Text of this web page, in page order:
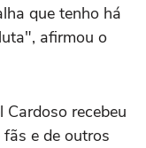
que tenho há
afirmou o
recebeu
e de outros